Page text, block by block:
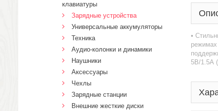
•
режимах
5В/1.5А
клавиатуры
Зарядные устройства
Универсальные аккумуляторы
Техника
Аудио-колонки и динамики
Наушники
Аксессуары
Чехлы
Зарядные станции
Внешние жесткие диски